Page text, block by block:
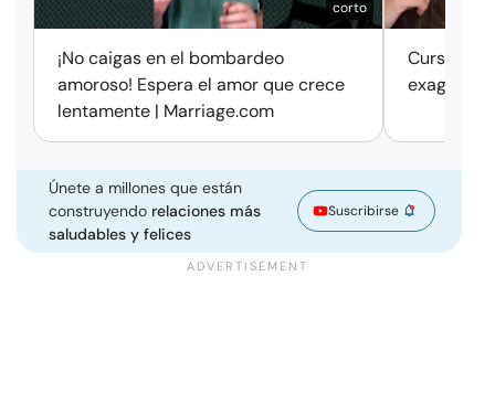
corto
¡No caigas en el bombardeo
amoroso! Espera el amor que crece
lentamente | Marriage.com
Cursos
Únete a millones que están
construyendo relaciones más
saludables y felices
Suscribirse